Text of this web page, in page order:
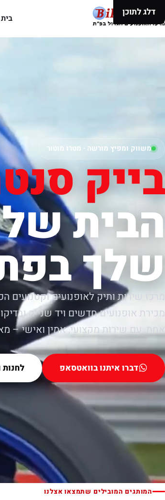
דלג לתוכן
בית
משווק ומפיץ מורשה · מטרו מוטור
בייק
הבית
שלך
מרכז שירות ותיק לאופנועים וקטנועים
מכירת אופנועים חדשים ויד שנייה
אחת, עם שירות מקצועי, אמין ואישי – מאז
דברו איתנו בוואטסאפ לחנות
המותגים המובילים שתמצאו אצלנו